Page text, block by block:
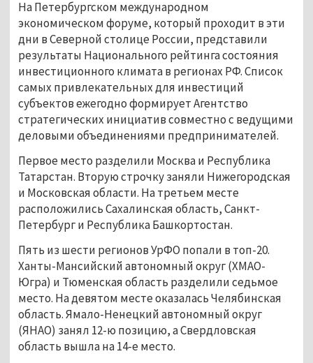
На Петербургском международном
экономическом форуме, который проходит в эти
дни в Северной столице России, представили
результаты Национального рейтинга состояния
инвестиционного климата в регионах РФ. Список
самых привлекательных для инвестиций
субъектов ежегодно формирует Агентство
стратегических инициатив совместно с ведущими
деловыми объединениями предпринимателей.
Первое место разделили Москва и Республика
Татарстан. Вторую строчку заняли Нижегородская
и Московская области. На третьем месте
расположились Сахалинская область, Санкт-
Петербург и Республика Башкортостан.
Пять из шести регионов УрФО попали в топ-20.
Ханты-Мансийский автономный округ (ХМАО-
Югра) и Тюменская область разделили седьмое
место. На девятом месте оказалась Челябинская
область. Ямало-Ненецкий автономный округ
(ЯНАО) занял 12-ю позицию, а Свердловская
область вышла на 14-е место.